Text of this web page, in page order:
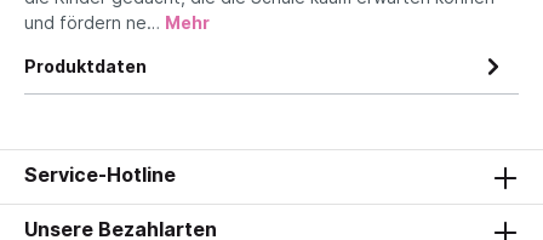
und fördern ne… Mehr
Produktdaten
Service-Hotline
Unsere Bezahlarten